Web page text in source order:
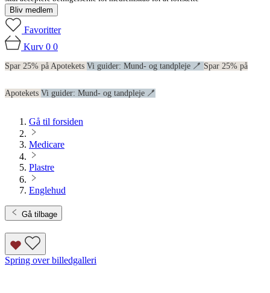
Bliv medlem
Favoritter
Kurv 0 0
Spar 25% på Apotekets Vi guider: Mund- og tandpleje 🪥 Spar 25% på
Apotekets Vi guider: Mund- og tandpleje 🪥
Gå til forsiden
Medicare
Plastre
Englehud
Gå tilbage
Spring over billedgalleri